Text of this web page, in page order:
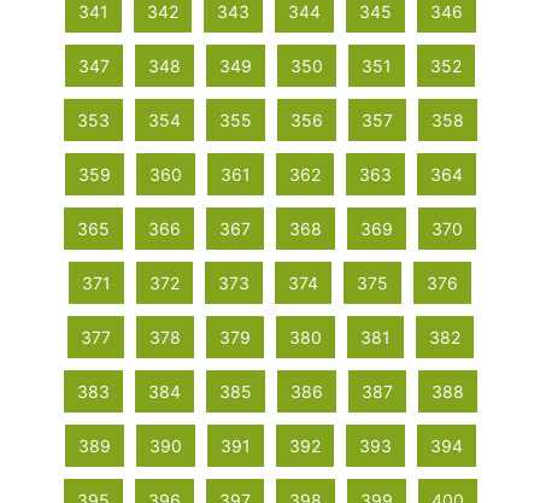
341 342 343 344 345 346
347 348 349 350 351 352
353 354 355 356 357 358
359 360 361 362 363 364
365 366 367 368 369 370
371 372 373 374 375 376
377 378 379 380 381 382
383 384 385 386 387 388
389 390 391 392 393 394